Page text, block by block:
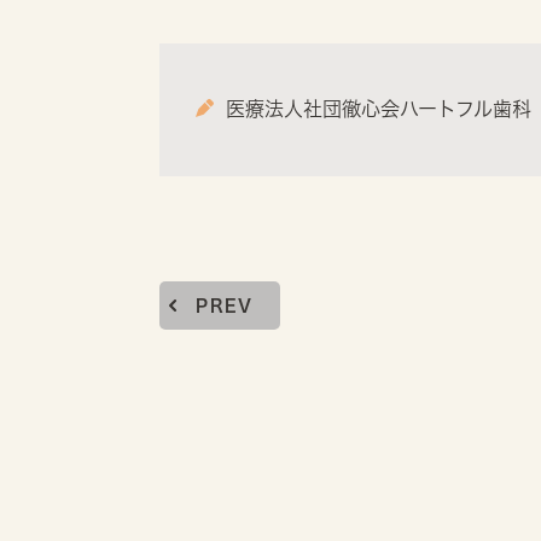
医療法人社団徹心会ハートフル歯科
PREV